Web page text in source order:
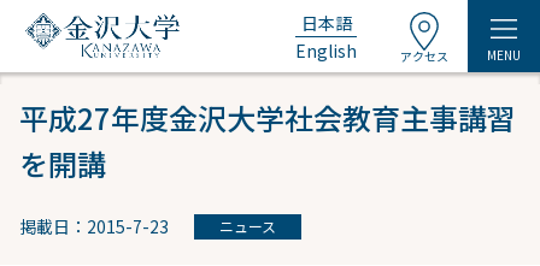
日本語
English
アクセス MENU
平成27年度金沢大学社会教育主事講習
を開講
掲載日：2015-7-23 ニュース